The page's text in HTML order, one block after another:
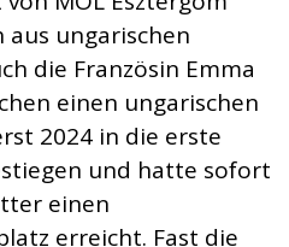
aus ungarischen
die Französin Emma
einen ungarischen
2024 in die erste
und hatte sofort
einen
erreicht. Fast die